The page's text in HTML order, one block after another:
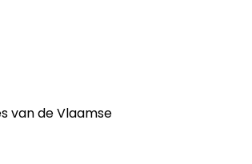
van de Vlaamse